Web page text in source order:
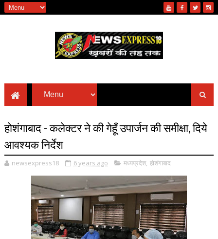
होशंगाबाद - कलेक्टर ने की गेहूँ उपार्जन की समीक्षा, दिये
आवश्यक निर्देश
newsexpress18 6 years ago मध्यप्रदेश, होशंगाबाद